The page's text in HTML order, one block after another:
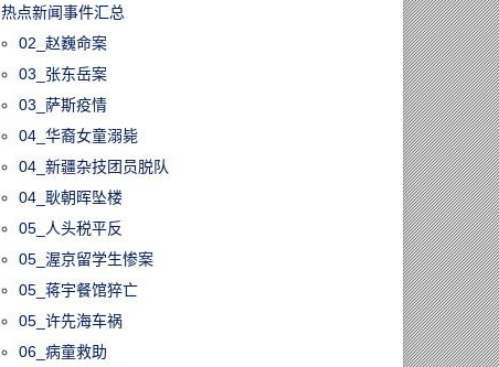
热点新闻事件汇总
02_赵巍命案
03_张东岳案
03_萨斯疫情
04_华裔女童溺毙
04_新疆杂技团员脱队
04_耿朝晖坠楼
05_人头税平反
05_渥京留学生惨案
05_蒋宇餐馆猝亡
05_许先海车祸
06_病童救助